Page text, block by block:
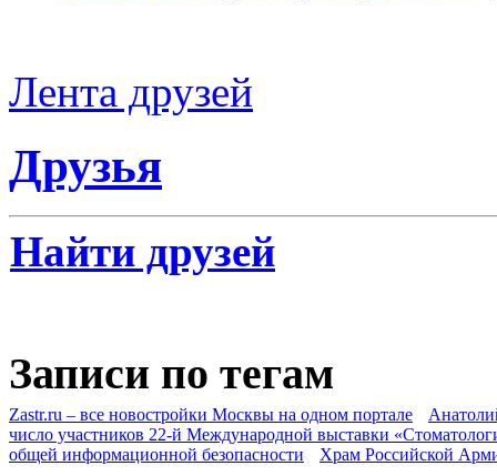
Лента друзей
Друзья
Найти друзей
Записи по тегам
Zastr.ru – все новостройки Москвы на одном портале
число участников 22-й Международной выставки
общей информационной безопасности
Храм Российской